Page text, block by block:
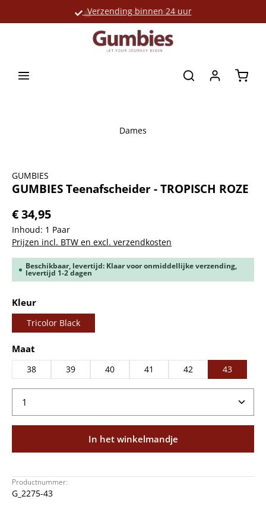
Verzending binnen 24 uur
Grote productselectie
Dames
GUMBIES
GUMBIES Teenafscheider - TROPISCH ROZE
€ 34,95
Inhoud: 1 Paar
Prijzen incl. BTW en excl. verzendkosten
Beschikbaar, levertijd: Klaar voor onmiddellijke verzending,
levertijd 1-2 dagen
Selecteer
Kleur
Tricolor Black
Selecteer
Maat
38 39 40 41 42 43
Producthoeveelheid: Voer de gewenste
In het winkelmandje
Productnummer:
G_2275-43